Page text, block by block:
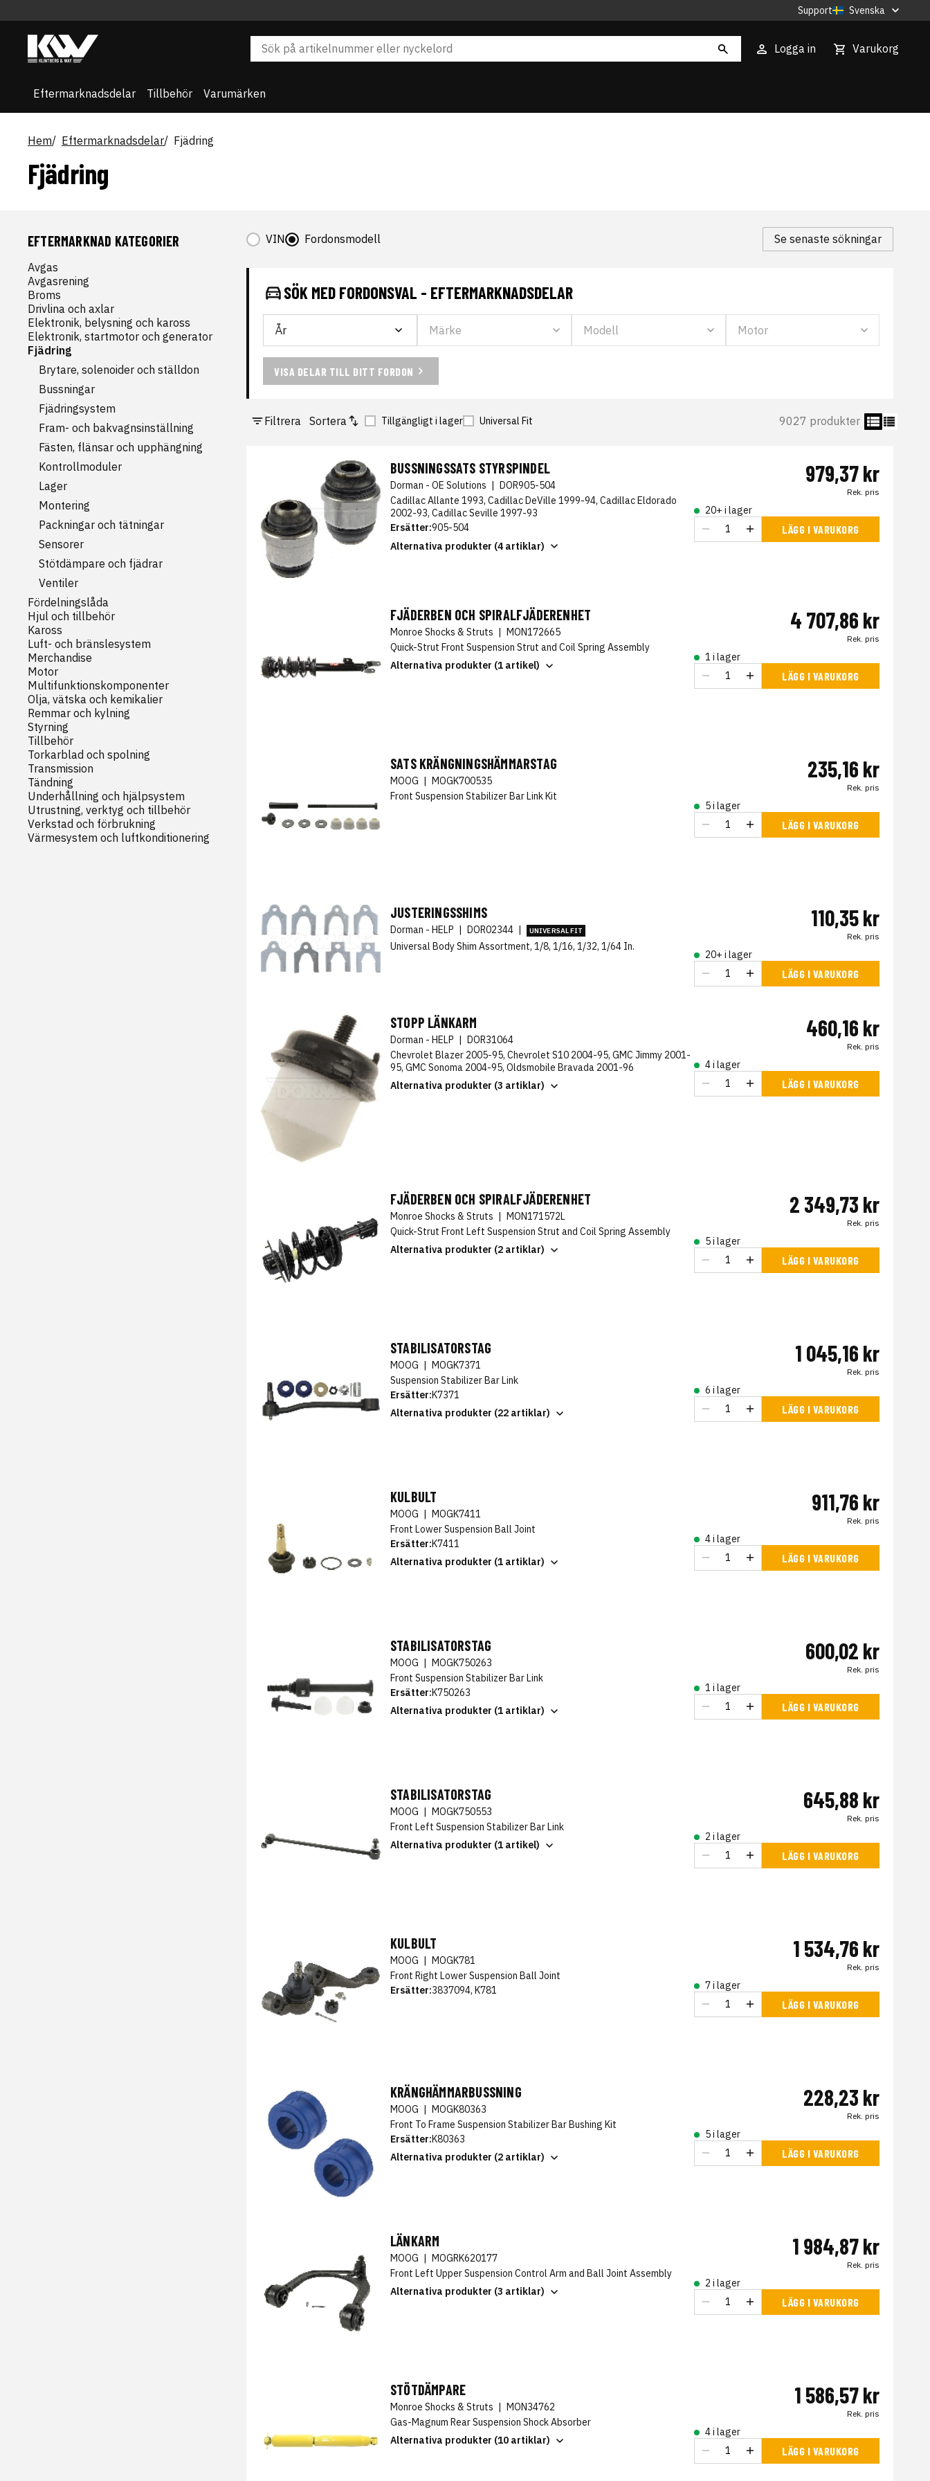
Support Svenska
Logga in Varukorg
Eftermarknadsdelar Tillbehör Varumärken
Hem Eftermarknadsdelar Fjädring
Fjädring
EFTERMARKNAD KATEGORIER
Avgas
Avgasrening
Broms
Drivlina och axlar
Elektronik, belysning och kaross
Elektronik, startmotor och generator
Fjädring
Brytare, solenoider och ställdon
Bussningar
Fjädringsystem
Fram- och bakvagnsinställning
Fästen, flänsar och upphängning
Kontrollmoduler
Lager
Montering
Packningar och tätningar
Sensorer
Stötdämpare och fjädrar
Ventiler
Fördelningslåda
Hjul och tillbehör
Kaross
Luft- och bränslesystem
Merchandise
Motor
Multifunktionskomponenter
Olja, vätska och kemikalier
Remmar och kylning
Styrning
Tillbehör
Torkarblad och spolning
Transmission
Tändning
Underhållning och hjälpsystem
Utrustning, verktyg och tillbehör
Verkstad och förbrukning
Värmesystem och luftkonditionering
VIN Fordonsmodell Se senaste sökningar
SÖK MED FORDONSVAL - EFTERMARKNADSDELAR
VISA DELAR TILL DITT FORDON
Filtrera Sortera Tillgängligt i lager Universal Fit 9027 produkter
BUSSNINGSSATS STYRSPINDEL
Dorman - OE Solutions | DOR905-504
Cadillac Allante 1993, Cadillac DeVille 1999-94, Cadillac Eldorado
2002-93, Cadillac Seville 1997-93
Ersätter:905-504
Alternativa produkter (4 artiklar)
979,37 kr
Rek. pris
20+ i lager
LÄGG I VARUKORG
FJÄDERBEN OCH SPIRALFJÄDERENHET
Monroe Shocks & Struts | MON172665
Quick-Strut Front Suspension Strut and Coil Spring Assembly
Alternativa produkter (1 artikel)
4 707,86 kr
Rek. pris
1 i lager
LÄGG I VARUKORG
SATS KRÄNGNINGSHÄMMARSTAG
MOOG | MOGK700535
Front Suspension Stabilizer Bar Link Kit
235,16 kr
Rek. pris
5 i lager
LÄGG I VARUKORG
JUSTERINGSSHIMS
Dorman - HELP | DOR02344 | UNIVERSAL FIT
Universal Body Shim Assortment, 1/8, 1/16, 1/32, 1/64 In.
110,35 kr
Rek. pris
20+ i lager
LÄGG I VARUKORG
STOPP LÄNKARM
Dorman - HELP | DOR31064
Chevrolet Blazer 2005-95, Chevrolet S10 2004-95, GMC Jimmy 2001-
95, GMC Sonoma 2004-95, Oldsmobile Bravada 2001-96
Alternativa produkter (3 artiklar)
460,16 kr
Rek. pris
4 i lager
LÄGG I VARUKORG
FJÄDERBEN OCH SPIRALFJÄDERENHET
Monroe Shocks & Struts | MON171572L
Quick-Strut Front Left Suspension Strut and Coil Spring Assembly
Alternativa produkter (2 artiklar)
2 349,73 kr
Rek. pris
5 i lager
LÄGG I VARUKORG
STABILISATORSTAG
MOOG | MOGK7371
Suspension Stabilizer Bar Link
Ersätter:K7371
Alternativa produkter (22 artiklar)
1 045,16 kr
Rek. pris
6 i lager
LÄGG I VARUKORG
KULBULT
MOOG | MOGK7411
Front Lower Suspension Ball Joint
Ersätter:K7411
Alternativa produkter (1 artiklar)
911,76 kr
Rek. pris
4 i lager
LÄGG I VARUKORG
STABILISATORSTAG
MOOG | MOGK750263
Front Suspension Stabilizer Bar Link
Ersätter:K750263
Alternativa produkter (1 artiklar)
600,02 kr
Rek. pris
1 i lager
LÄGG I VARUKORG
STABILISATORSTAG
MOOG | MOGK750553
Front Left Suspension Stabilizer Bar Link
Alternativa produkter (1 artikel)
645,88 kr
Rek. pris
2 i lager
LÄGG I VARUKORG
KULBULT
MOOG | MOGK781
Front Right Lower Suspension Ball Joint
Ersätter:3837094, K781
1 534,76 kr
Rek. pris
7 i lager
LÄGG I VARUKORG
KRÄNGHÄMMARBUSSNING
MOOG | MOGK80363
Front To Frame Suspension Stabilizer Bar Bushing Kit
Ersätter:K80363
Alternativa produkter (2 artiklar)
228,23 kr
Rek. pris
5 i lager
LÄGG I VARUKORG
LÄNKARM
MOOG | MOGRK620177
Front Left Upper Suspension Control Arm and Ball Joint Assembly
Alternativa produkter (3 artiklar)
1 984,87 kr
Rek. pris
2 i lager
LÄGG I VARUKORG
STÖTDÄMPARE
Monroe Shocks & Struts | MON34762
Gas-Magnum Rear Suspension Shock Absorber
Alternativa produkter (10 artiklar)
1 586,57 kr
Rek. pris
4 i lager
LÄGG I VARUKORG